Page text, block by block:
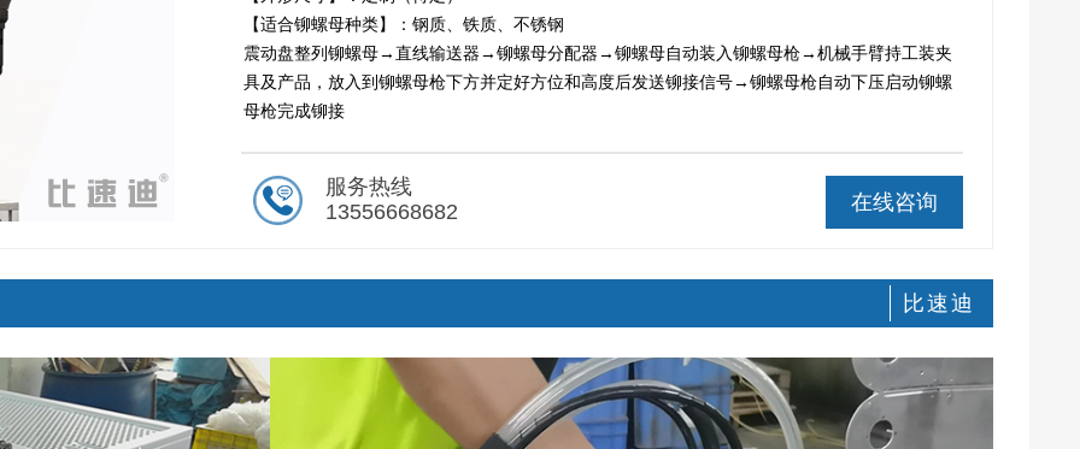
【适合铆螺母种类】：钢质、铁质、不锈钢
震动盘整列铆螺母→直线输送器→铆螺母分配器→铆螺母自动装入铆螺母枪→机械手臂持工装夹
具及产品，放入到铆螺母枪下方并定好方位和高度后发送铆接信号→铆螺母枪自动下压启动铆螺
母枪完成铆接
在线咨询
服务热线
13556668682
比速迪